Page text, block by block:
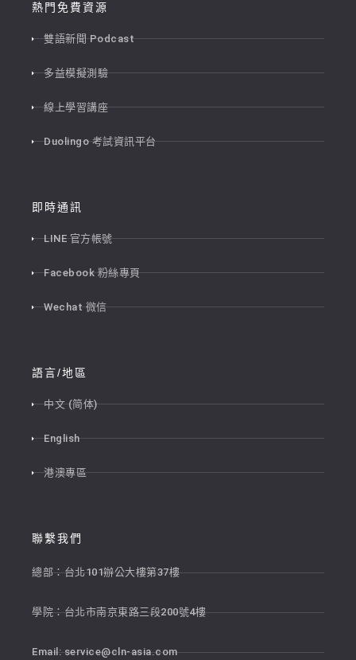
熱門免費資源
雙語新聞 Podcast
多益模擬測驗
線上學習講座
Duolingo 考試資訊平台
即時通訊
LINE 官方帳號
Facebook 粉絲專頁
Wechat 微信
語言/地區
中文 (简体)
English
港澳專區
聯繫我們
總部：台北101辦公大樓第37樓
學院：台北市南京東路三段200號4樓
Email:service@cln-asia.com